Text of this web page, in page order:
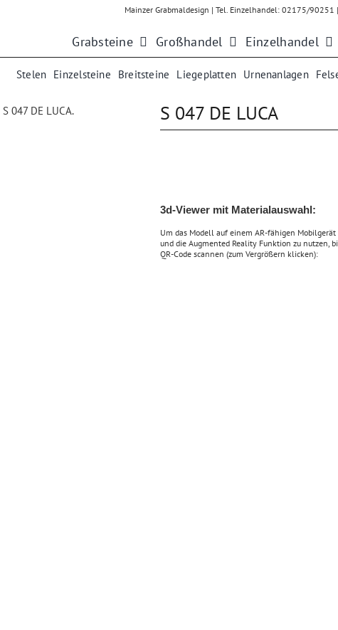
Mainzer Grabmaldesign | Tel. Einzelhandel: 02175/
Grabsteine Großhandel Einzelhandel
Stelen Einzelsteine Breitsteine Liegeplatten Urnenanlagen
S 047 DE LUCA
3d-Viewer mit Materialauswahl:
Um das Modell auf einemAR-fähigen Mobilgerät
und die Augmented Reality Funktion zu nutzen,
QR-Code scannen (zum Vergrößern klicken):